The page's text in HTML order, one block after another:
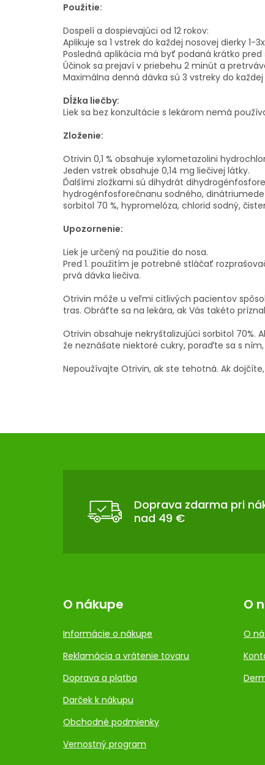
Použitie:
Dospelí a dospievajúci od 12 rokov:
Aplikuje sa 1 vstrek do každej nosovej dierky 1-
Posledná aplikácia má byť podaná krátko pred
Účinok sa prejaví v priebehu 2 minút a
Maximálna denná dávka sú 3 vstreky do
Dĺžka liečby:
Liek sa bez konzultácie s lekárom nemá
Zloženie:
Otrivin 0,1 % obsahuje xylometazolini
Jeden vstrek obsahuje 0,14 mg liečivej látky.
Ďalšími zložkami sú dihydrát
hydrogénfosforečnanu sodného,
sorbitol 70 %, hypromelóza, chlorid sodný,
Upozornenie:
Liek je určený na použitie do nosa.
Pred 1. použitím je potrebné stláčať
prvá dávka liečiva.
Otrivin môže u veľmi citlivých pacientov
tras. Obráťte sa na lekára, ak Vás takéto
Otrivin obsahuje nekryštalizujúci sorbitol 70%.
že neznášate niektoré cukry, poraďte sa s
Nepoužívajte Otrivin, ak ste tehotná. Ak
Z
Doprava zdarma pri
nad 49 €
O nákupe
Informácie o nákupe
Reklamácia a vrátenie tovaru
Doprava a platba
Darček k nákupu
Obchodné podmienky
Vernostný program
O
O